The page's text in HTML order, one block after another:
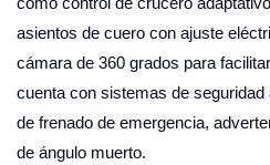
asientos de cuero con ajuste
cámara de 360 grados para
cuenta con sistemas de
de frenado de emergencia,
de ángulo muerto.